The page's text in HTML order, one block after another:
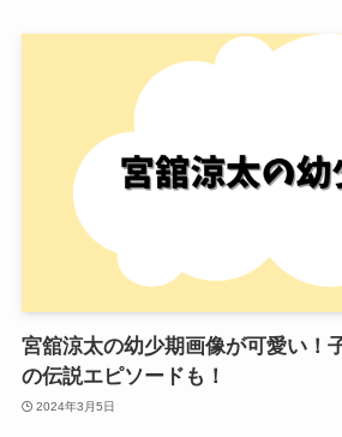
宮舘涼太の幼少期画像が可愛い！
の伝説エピソードも！
2024年3月5日